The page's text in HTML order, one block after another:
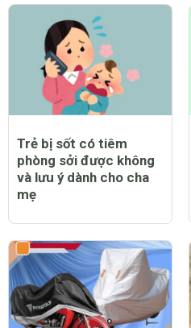
Trẻ bị sốt có tiêm
phòng sởi được không
và lưu ý dành cho cha
mẹ